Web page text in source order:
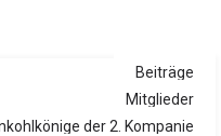
Beiträge
Mitglieder
der 2. Kompanie